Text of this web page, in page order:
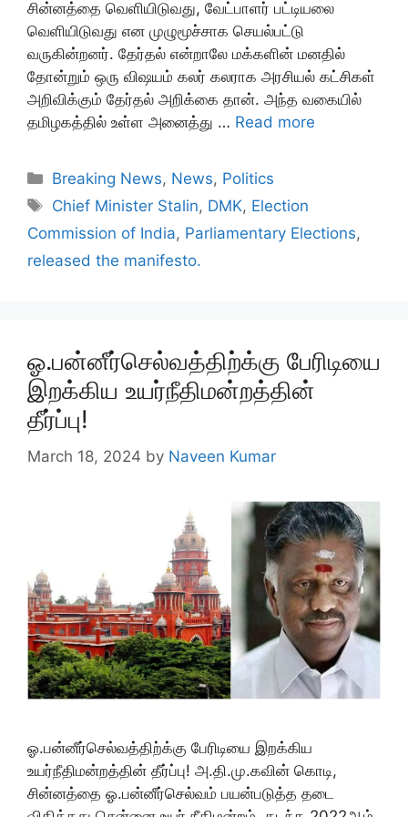
சின்னத்தை வெளியிடுவது, வேட்பாளர் பட்டியலை
வெளியிடுவது என முழுமூச்சாக செயல்பட்டு
வருகின்றனர். தேர்தல் என்றாலே மக்களின் மனதில்
தோன்றும் ஒரு விஷயம் கலர் கலராக அரசியல் கட்சிகள்
அறிவிக்கும் தேர்தல் அறிக்கை தான். அந்த வகையில்
தமிழகத்தில் உள்ள அனைத்து … Read more
Categories
Breaking News, News, Politics
Tags
Chief Minister Stalin, DMK, Election
Commission of India, Parliamentary Elections,
released the manifesto.
ஓ.பன்னீர்செல்வத்திற்க்கு பேரிடியை
இறக்கிய உயர்நீதிமன்றத்தின்
தீர்ப்பு!
March 18, 2024 by Naveen Kumar
ஓ.பன்னீர்செல்வத்திற்க்கு பேரிடியை இறக்கிய
உயர்நீதிமன்றத்தின் தீர்ப்பு! அ.தி.மு.கவின் கொடி,
சின்னத்தை ஓ.பன்னீர்செல்வம் பயன்படுத்த தடை